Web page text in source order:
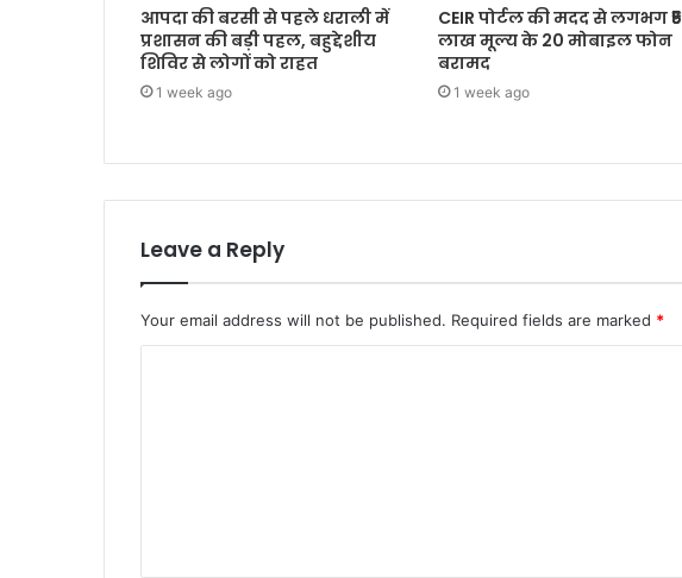
आपदा की बरसी से पहले धराली में
प्रशासन की बड़ी पहल, बहुद्देशीय
शिविर से लोगों को राहत
1 week ago
CEIR पोर्टल की मदद से लगभग ₹5
लाख मूल्य के 20 मोबाइल फोन
बरामद
1 week ago
Leave a Reply
Your email address will not be published. Required fields are marked *